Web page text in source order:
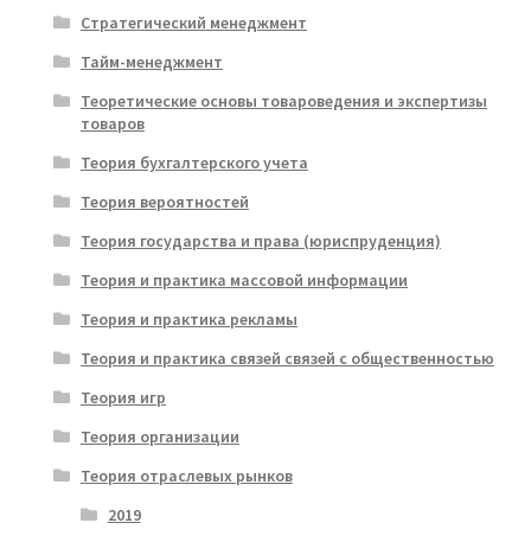
Стратегический менеджмент
Тайм-менеджмент
Теоретические основы товароведения и экспертизы
товаров
Теория бухгалтерского учета
Теория вероятностей
Теория государства и права (юриспруденция)
Теория и практика массовой информации
Теория и практика рекламы
Теория и практика связей связей с общественностью
Теория игр
Теория организации
Теория отраслевых рынков
2019